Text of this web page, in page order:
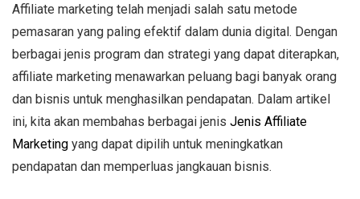
Affiliate marketing telah menjadi salah satu metode
pemasaran yang paling efektif dalam dunia digital. Dengan
berbagai jenis program dan strategi yang dapat diterapkan,
affiliate marketing menawarkan peluang bagi banyak orang
dan bisnis untuk menghasilkan pendapatan. Dalam artikel
ini, kita akan membahas berbagai jenis Jenis Affiliate
Marketing yang dapat dipilih untuk meningkatkan
pendapatan dan memperluas jangkauan bisnis.